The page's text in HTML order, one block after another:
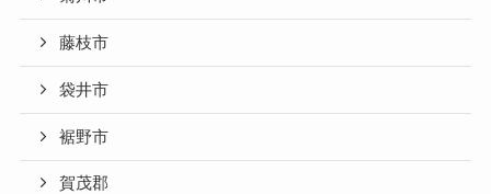
藤枝市
袋井市
裾野市
賀茂郡